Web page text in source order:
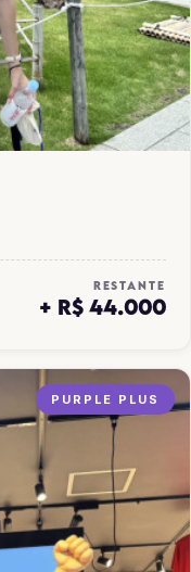
RESTANTE
+ R$ 44.000
PURPLE PLUS